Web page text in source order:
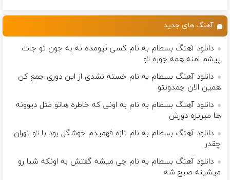
جهت خریدآهنگ های جدید
دانلود آهنگ بسطام به نام کسی نیومده نه به جون تو جات
پیشم امنه همه جوره تو
دانلود آهنگ بسطام به نام خسته نشدی از این دوری جمع کن
همین الان چمدونتو
دانلود آهنگ بسطام به نام به اونی که خاطره هاتو مثل دیوونه
ها میریزه دورش
دانلود آهنگ بسطام به نام تازه فهمیدم خوشگل بود با تو تهران
چقدر
دانلود آهنگ بسطام به نام چی میشه گفتش به اونکه شبا رو
میشینه صبح شه